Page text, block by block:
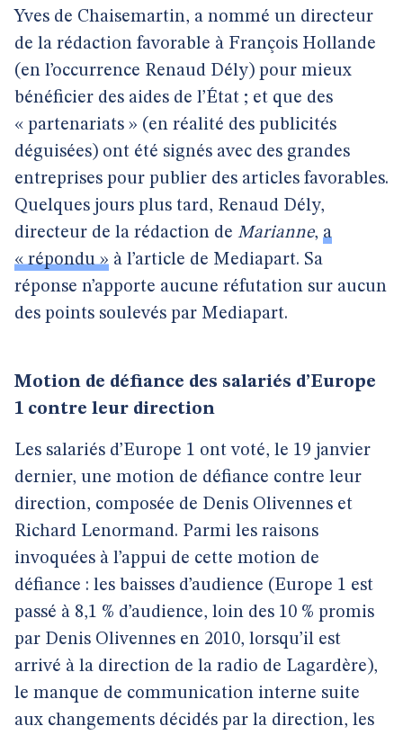
Yves de Chaisemartin, a nommé un directeur
de la rédaction favorable à François Hollande
(en l’occurrence Renaud Dély) pour mieux
bénéficier des aides de l’État ; et que des
« partenariats » (en réalité des publicités
déguisées) ont été signés avec des grandes
entreprises pour publier des articles favorables.
Quelques jours plus tard, Renaud Dély,
directeur de la rédaction de Marianne, a
« répondu » à l’article de Mediapart. Sa
réponse n’apporte aucune réfutation sur aucun
des points soulevés par Mediapart.
Motion de défiance des salariés d’Europe
1 contre leur direction
Les salariés d’Europe 1 ont voté, le 19 janvier
dernier, une motion de défiance contre leur
direction, composée de Denis Olivennes et
Richard Lenormand. Parmi les raisons
invoquées à l’appui de cette motion de
défiance : les baisses d’audience (Europe 1 est
passé à 8,1 % d’audience, loin des 10 % promis
par Denis Olivennes en 2010, lorsqu’il est
arrivé à la direction de la radio de Lagardère),
le manque de communication interne suite
aux changements décidés par la direction, les